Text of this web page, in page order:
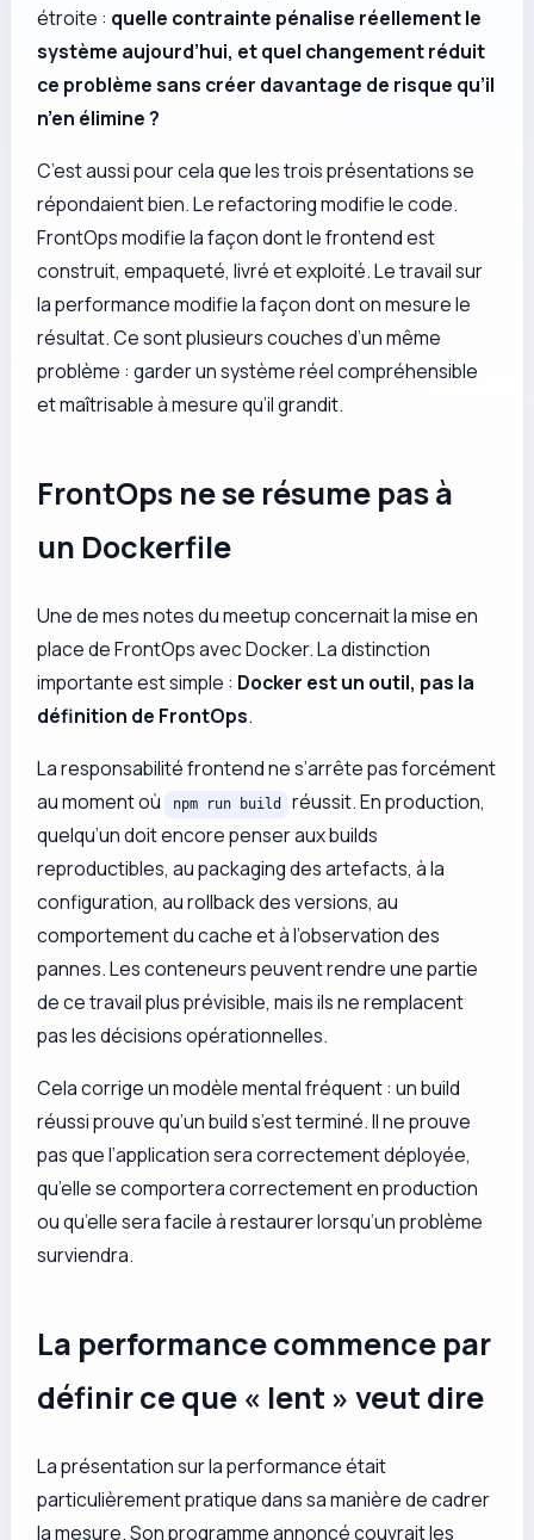
étroite : quelle contrainte pénalise réellement le
système aujourd’hui, et quel changement réduit
ce problème sans créer davantage de risque qu’il
n’en élimine ?
C’est aussi pour cela que les trois présentations se
répondaient bien. Le refactoring modifie le code.
FrontOps modifie la façon dont le frontend est
construit, empaqueté, livré et exploité. Le travail sur
la performance modifie la façon dont on mesure le
résultat. Ce sont plusieurs couches d’un même
problème : garder un système réel compréhensible
et maîtrisable à mesure qu’il grandit.
FrontOps ne se résume pas à
un Dockerfile
Une de mes notes du meetup concernait la mise en
place de FrontOps avec Docker. La distinction
importante est simple : Docker est un outil, pas la
définition de FrontOps.
La responsabilité frontend ne s’arrête pas forcément
au moment où
npm run build
réussit. En production,
quelqu’un doit encore penser aux builds
reproductibles, au packaging des artefacts, à la
configuration, au rollback des versions, au
comportement du cache et à l’observation des
pannes. Les conteneurs peuvent rendre une partie
de ce travail plus prévisible, mais ils ne remplacent
pas les décisions opérationnelles.
Cela corrige un modèle mental fréquent : un build
réussi prouve qu’un build s’est terminé. Il ne prouve
pas que l’application sera correctement déployée,
qu’elle se comportera correctement en production
ou qu’elle sera facile à restaurer lorsqu’un problème
surviendra.
La performance commence par
définir ce que « lent » veut dire
La présentation sur la performance était
particulièrement pratique dans sa manière de cadrer
la mesure. Son programme annoncé couvrait les